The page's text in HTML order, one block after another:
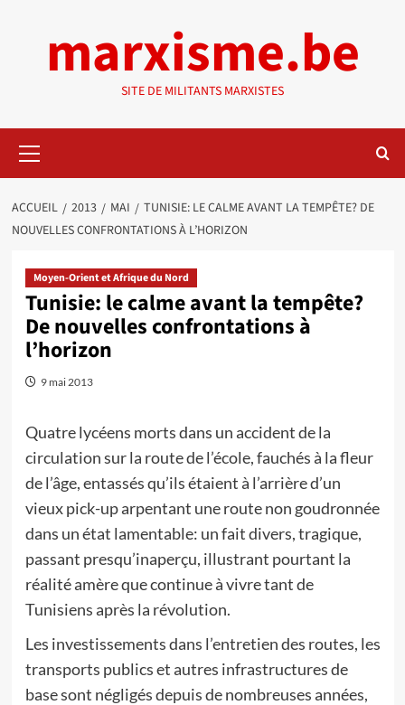
marxisme.be
SITE DE MILITANTS MARXISTES
principal
ACCUEIL 2013 MAI
TUNISIE: LE CALME AVANT LA TEMPÊTE? DE
NOUVELLES CONFRONTATIONS À L’HORIZON
Moyen-Orient et Afrique du Nord
Tunisie: le calme avant la tempête?
De nouvelles confrontations à
l’horizon
9 mai 2013
Quatre lycéens morts dans un accident de la
circulation sur la route de l’école, fauchés à la fleur
de l’âge, entassés qu’ils étaient à l’arrière d’un
vieux pick-up arpentant une route non goudronnée
dans un état lamentable: un fait divers, tragique,
passant presqu’inaperçu, illustrant pourtant la
réalité amère que continue à vivre tant de
Tunisiens après la révolution.
Les investissements dans l’entretien des routes, les
transports publics et autres infrastructures de
base sont négligés depuis de nombreuses années,